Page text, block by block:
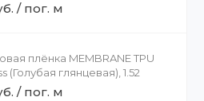
/ пог. м
плёнка MEMBRANE TPU
(Голубая глянцевая), 1.52
/ пог. м